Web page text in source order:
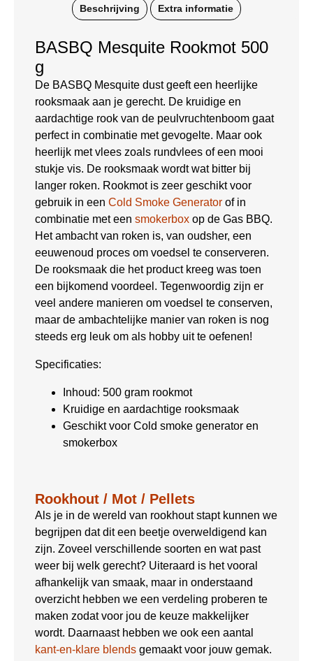
Beschrijving Extra informatie
BASBQ Mesquite Rookmot 500
g
De BASBQ Mesquite dust geeft een heerlijke
rooksmaak aan je gerecht. De kruidige en
aardachtige rook van de peulvruchtenboom gaat
perfect in combinatie met gevogelte. Maar ook
heerlijk met vlees zoals rundvlees of een mooi
stukje vis. De rooksmaak wordt wat bitter bij
langer roken. Rookmot is zeer geschikt voor
gebruik in een Cold Smoke Generator of in
combinatie met een smokerbox op de Gas BBQ.
Het ambacht van roken is, van oudsher, een
eeuwenoud proces om voedsel te conserveren.
De rooksmaak die het product kreeg was toen
een bijkomend voordeel. Tegenwoordig zijn er
veel andere manieren om voedsel te conserven,
maar de ambachtelijke manier van roken is nog
steeds erg leuk om als hobby uit te oefenen!
Specificaties:
Inhoud: 500 gram rookmot
Kruidige en aardachtige rooksmaak
Geschikt voor Cold smoke generator en
smokerbox
Rookhout / Mot / Pellets
Als je in de wereld van rookhout stapt kunnen we
begrijpen dat dit een beetje overweldigend kan
zijn. Zoveel verschillende soorten en wat past
weer bij welk gerecht? Uiteraard is het vooral
afhankelijk van smaak, maar in onderstaand
overzicht hebben we een verdeling proberen te
maken zodat voor jou de keuze makkelijker
wordt. Daarnaast hebben we ook een aantal
kant-en-klare blends gemaakt voor jouw gemak.